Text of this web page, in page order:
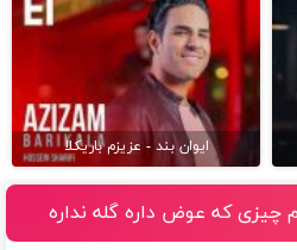
ایوان بند - عزیزم باریکلا
چیزى که عوض داره گله نداره